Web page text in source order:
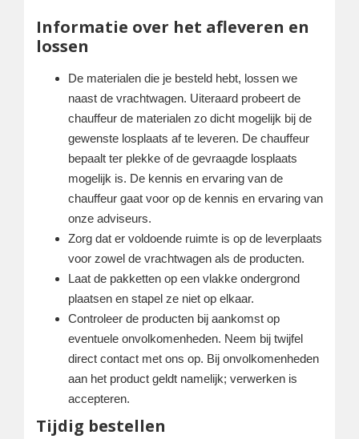
Informatie over het afleveren en
lossen
De materialen die je besteld hebt, lossen we
naast de vrachtwagen. Uiteraard probeert de
chauffeur de materialen zo dicht mogelijk bij de
gewenste losplaats af te leveren. De chauffeur
bepaalt ter plekke of de gevraagde losplaats
mogelijk is. De kennis en ervaring van de
chauffeur gaat voor op de kennis en ervaring van
onze adviseurs.
Zorg dat er voldoende ruimte is op de leverplaats
voor zowel de vrachtwagen als de producten.
Laat de pakketten op een vlakke ondergrond
plaatsen en stapel ze niet op elkaar.
Controleer de producten bij aankomst op
eventuele onvolkomenheden. Neem bij twijfel
direct contact met ons op. Bij onvolkomenheden
aan het product geldt namelijk; verwerken is
accepteren.
Tijdig bestellen